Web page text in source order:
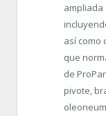
ampliada
así como
que
de
pivote,